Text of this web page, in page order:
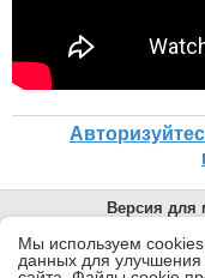
Версия
© 2026
Joomla!is Free
Мы используем
данных для улучшения